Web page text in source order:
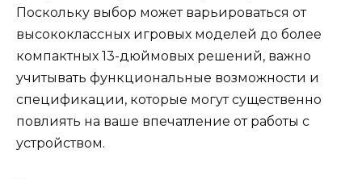
Поскольку выбор может варьироваться от
высококлассных игровых моделей до более
компактных 13-дюймовых решений, важно
учитывать функциональные возможности и
спецификации, которые могут существенно
повлиять на ваше впечатление от работы с
устройством.